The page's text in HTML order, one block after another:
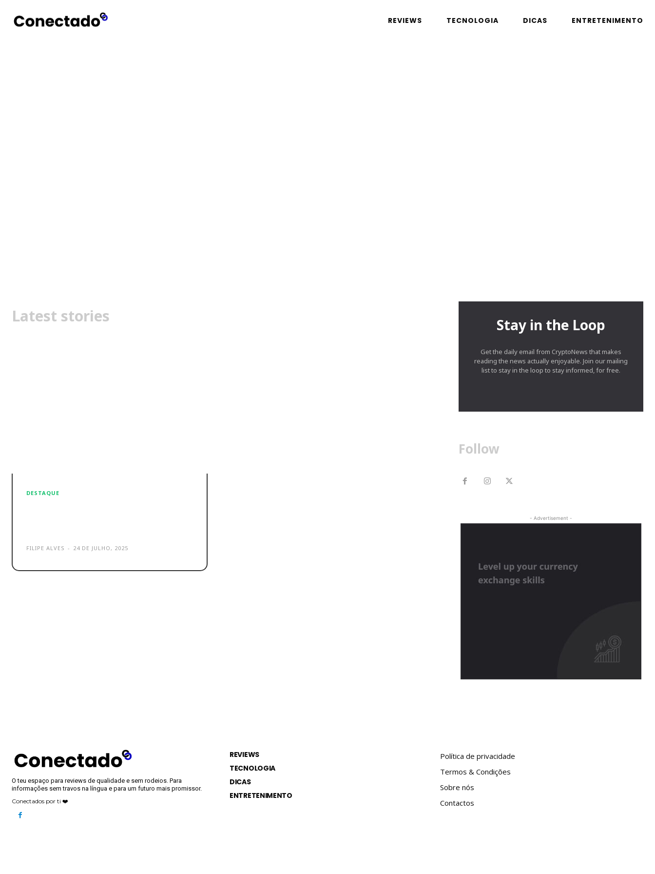
REVIEWS TECNOLOGIA DICAS ENTRETENIMENTO
Latest stories
DESTAQUE
FILIPE ALVES - 24 DE JULHO, 2025
Stay in the Loop
Get the daily email from CryptoNews that makes
reading the news actually enjoyable. Join our mailing
list to stay in the loop to stay informed, for free.
Follow
- Advertisement -
O teu espaço para reviews de qualidade e sem rodeios. Para
informações sem travos na língua e para um futuro mais promissor.
Conectados por ti ❤️
REVIEWS
TECNOLOGIA
DICAS
ENTRETENIMENTO
Política de privacidade
Termos & Condições
Sobre nós
Contactos